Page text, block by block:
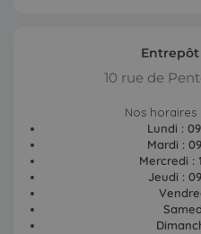
Entrepôt
10 rue de
Nos horaires
Lundi :
Mardi :
Mercredi :
Jeudi :